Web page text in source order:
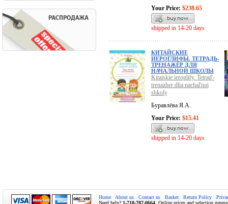
Your Price: $238.65
shipped in 14-20 days
КИТАЙСКИЕ
ИЕРОГЛИФЫ. ТЕТРАДЬ-
ТРЕНАЖЁР ДЛЯ
НАЧАЛЬНОЙ ШКОЛЫ
Kitaiskie ieroglify. Tetrad'-
trenazher dlia nachal'noi
shkoly
Буравлёва Я.А.
Your Price: $15.41
shipped in 14-20 days
Home About us Contact us Basket Return Policy
Need help? 1-718-787-0664 . Online prices and selection